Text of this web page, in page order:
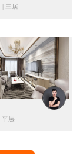
| 三居
平层